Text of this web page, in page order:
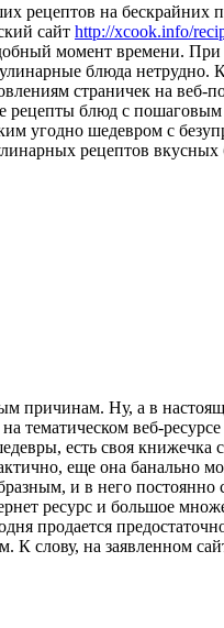
рецептов на бескрайних
сайт http://xcook.info/
момент времени. При
блюда нетрудно.
страничек на веб-
рецепты блюд с
угодно шедевром с
рецептов
причинам. Ну, а в
тематическом веб-
есть своя книжечка
еще она банально
и в него постоянно
ресурс и большое
продается
слову, на заявленном